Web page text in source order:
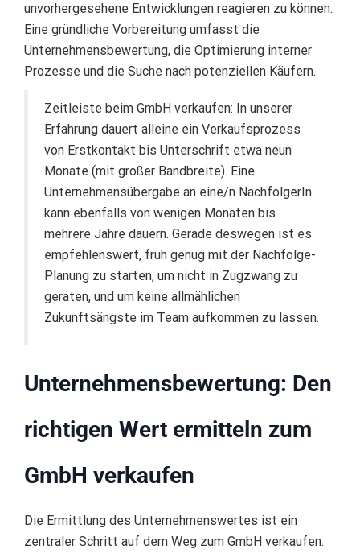
unvorhergesehene Entwicklungen reagieren zu können.
Eine gründliche Vorbereitung umfasst die
Unternehmensbewertung, die Optimierung interner
Prozesse und die Suche nach potenziellen Käufern.
Zeitleiste beim GmbH verkaufen: In unserer
Erfahrung dauert alleine ein Verkaufsprozess
von Erstkontakt bis Unterschrift etwa neun
Monate (mit großer Bandbreite). Eine
Unternehmensübergabe an eine/n NachfolgerIn
kann ebenfalls von wenigen Monaten bis
mehrere Jahre dauern. Gerade deswegen ist es
empfehlenswert, früh genug mit der Nachfolge-
Planung zu starten, um nicht in Zugzwang zu
geraten, und um keine allmählichen
Zukunftsängste im Team aufkommen zu lassen.
Unternehmensbewertung: Den
richtigen Wert ermitteln zum
GmbH verkaufen
Die Ermittlung des Unternehmenswertes ist ein
zentraler Schritt auf dem Weg zum GmbH verkaufen.